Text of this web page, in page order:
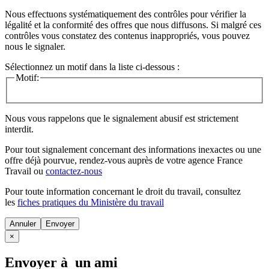
Nous effectuons systématiquement des contrôles pour vérifier la
légalité et la conformité des offres que nous diffusons. Si malgré ces
contrôles vous constatez des contenus inappropriés, vous pouvez
nous le signaler.
Sélectionnez un motif dans la liste ci-dessous :
Motif:
Nous vous rappelons que le signalement abusif est strictement
interdit.
Pour tout signalement concernant des informations inexactes ou une
offre déjà pourvue, rendez-vous auprès de votre agence France
Travail ou contactez-nous
Pour toute information concernant le droit du travail, consultez
les fiches pratiques du Ministère du travail
Annuler
×
Envoyer à un ami